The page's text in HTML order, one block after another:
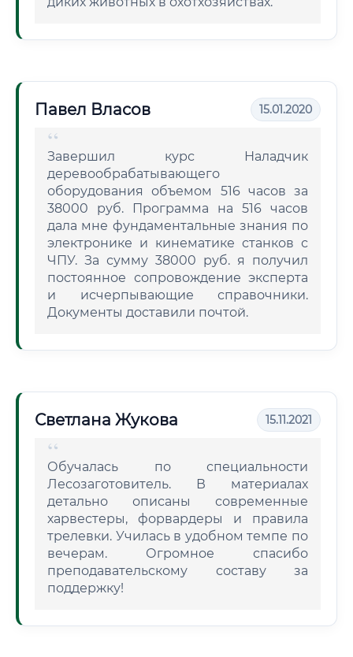
Павел Власов 15.01.2020
Завершил курс Наладчик
деревообрабатывающего
оборудования объемом 516 часов за
38000 руб. Программа на 516 часов
дала мне фундаментальные знания по
электронике и кинематике станков с
ЧПУ. За сумму 38000 руб. я получил
постоянное сопровождение эксперта
и исчерпывающие справочники.
Документы доставили почтой.
Светлана Жукова 15.11.2021
Обучалась по специальности
Лесозаготовитель. В материалах
детально описаны современные
харвестеры, форвардеры и правила
трелевки. Училась в удобном темпе по
вечерам. Огромное спасибо
преподавательскому составу за
поддержку!